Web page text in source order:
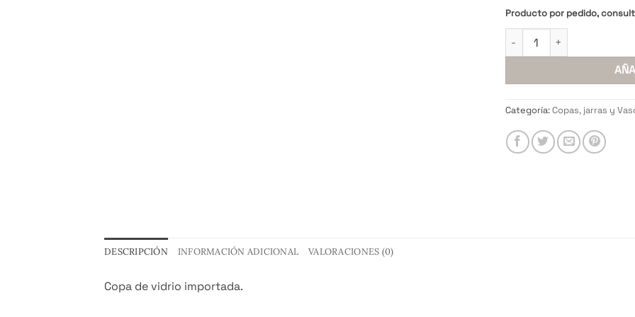
$
Producto por pedido,
Copa vino martele
Categoría:Copas, jarras y
DESCRIPCIÓN INFORMACIÓN ADICIONAL VALORACIONES (0)
Copa de vidrio importada.